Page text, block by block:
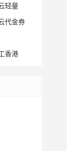
轻量
代金券
香港